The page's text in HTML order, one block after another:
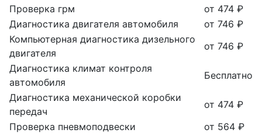
Проверка грм
от 474 ₽
Диагностика двигателя автомобиля
от 746 ₽
Компьютерная диагностика дизельного
двигателя
от 746 ₽
Диагностика климат контроля
автомобиля
Бесплатно
Диагностика механической коробки
передач
от 474 ₽
Проверка пневмоподвески
от 564 ₽